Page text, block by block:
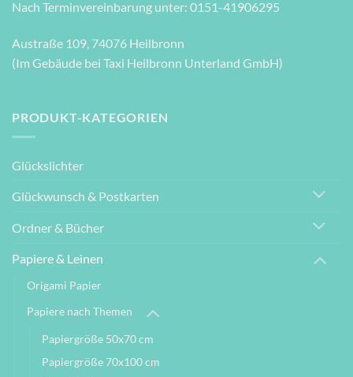
Nach Terminvereinbarung unter: 0151-41906295
Austraße 109, 74076 Heilbronn
(Im Gebäude bei Taxi Heilbronn Unterland GmbH)
PRODUKT-KATEGORIEN
Glückslichter
Glückwunsch & Postkarten
Ordner & Bücher
Papiere & Leinen
Origami Papier
Papiere nach Themen
Papiergröße 50x70 cm
Papiergröße 70x100 cm